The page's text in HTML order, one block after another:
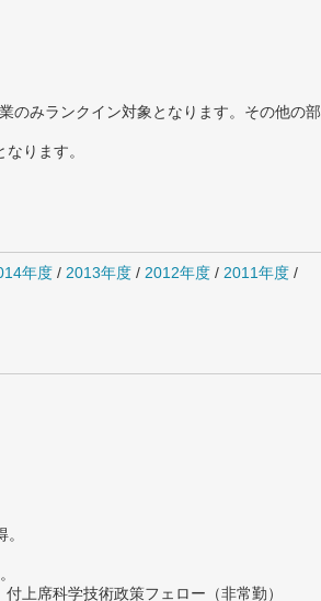
のみランクイン対象となります。その他の部
ります。
年度 / 2013年度 / 2012年度 / 2011年度 /
上席科学技術政策フェロー（非常勤）